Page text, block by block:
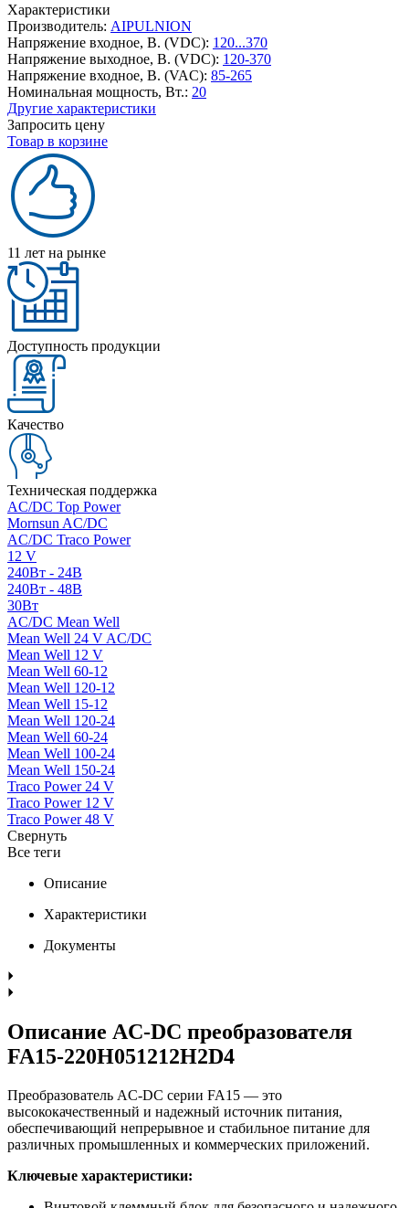
Характеристики
Производитель: AIPULNION
Напряжение входное, В. (VDC): 120...370
Напряжение выходное, В. (VDC): 120-370
Напряжение входное, В. (VAC): 85-265
Номинальная мощность, Вт.: 20
Другие характеристики
Запросить цену
Товар в корзине
11 лет на рынке
Доступность продукции
Качество
Техническая поддержка
AC/DC Top Power
Mornsun AC/DC
AC/DC Traco Power
12 V
240Вт - 24В
240Вт - 48В
30Вт
AC/DC Mean Well
Mean Well 24 V AC/DC
Mean Well 12 V
Mean Well 60-12
Mean Well 120-12
Mean Well 15-12
Mean Well 120-24
Mean Well 60-24
Mean Well 100-24
Mean Well 150-24
Traco Power 24 V
Traco Power 12 V
Traco Power 48 V
Свернуть
Все теги
Описание
Характеристики
Документы
Описание AC-DC преобразователя
FA15-220H051212H2D4
Преобразователь AC-DC серии FA15 — это
высококачественный и надежный источник питания,
обеспечивающий непрерывное и стабильное питание для
различных промышленных и коммерческих приложений.
Ключевые характеристики: